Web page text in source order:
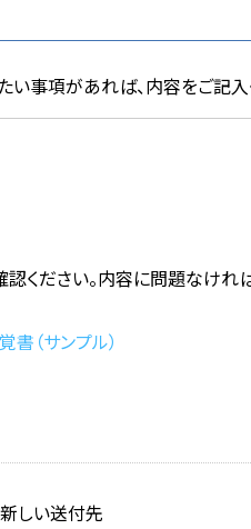
事項があれば、内容をご記入
認ください。内容に問題なけれ
（サンプル）
新しい送付先